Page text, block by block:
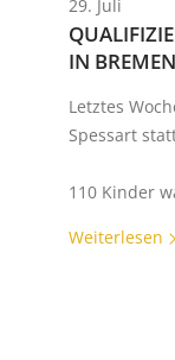
29. Juli
IN BREMEN
Letztes
Spessart
110 Kinder
Weiterlesen